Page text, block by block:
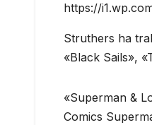
https://
Struthers ha
«Black Sails»,
«Superman &
Comics